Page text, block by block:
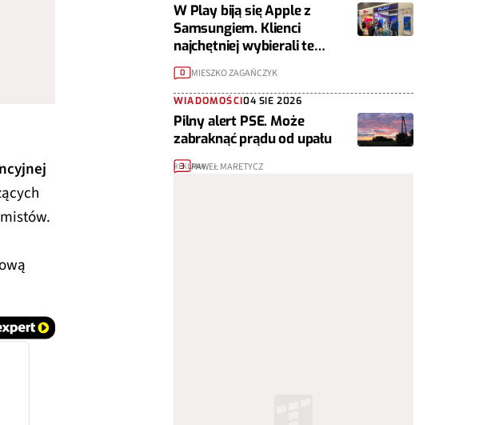
W Play biją się Apple z
Samsungiem. Klienci
najchętniej wybierali te
telefony
0 MIESZKO ZAGAŃCZYK
WIADOMOŚCI04 SIE 2026
Pilny alert PSE. Może
zabraknąć prądu od upału
3 PAWEŁ MARETYCZ